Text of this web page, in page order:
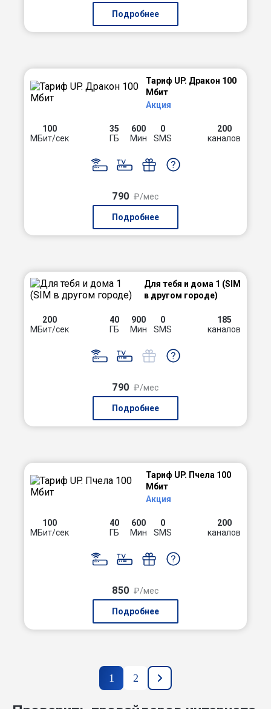
Подробнее
Тариф UP. Дракон 100
Мбит
Акция
100
МБит/сек
35
ГБ
600
Мин
0
SMS
200
каналов
790 ₽/мес
Подробнее
Для тебя и дома 1 (SIM
в другом городе)
200
МБит/сек
40
ГБ
900
Мин
0
SMS
185
каналов
790 ₽/мес
Подробнее
Тариф UP. Пчела 100
Мбит
Акция
100
МБит/сек
40
ГБ
600
Мин
0
SMS
200
каналов
850 ₽/мес
Подробнее
1 2